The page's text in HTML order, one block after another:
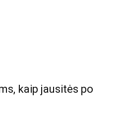
kaip jausitės po